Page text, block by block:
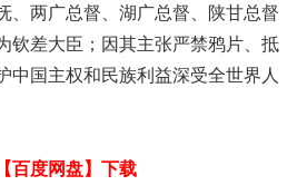
、两广总督、湖广总督、陕甘总督
钦差大臣；因其主张严禁鸦片、抵
中国主权和民族利益深受全世界人
百度网盘】下载